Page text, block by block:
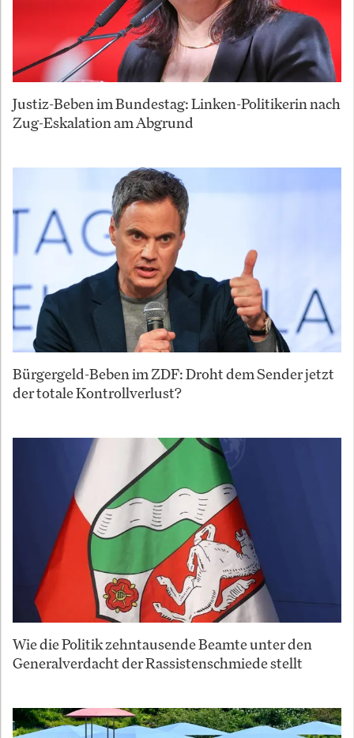
Justiz-Beben im Bundestag: Linken-Politikerin nach
Zug-Eskalation am Abgrund
Bürgergeld-Beben im ZDF: Droht dem Sender jetzt
der totale Kontrollverlust?
Wie die Politik zehntausende Beamte unter den
Generalverdacht der Rassistenschmiede stellt